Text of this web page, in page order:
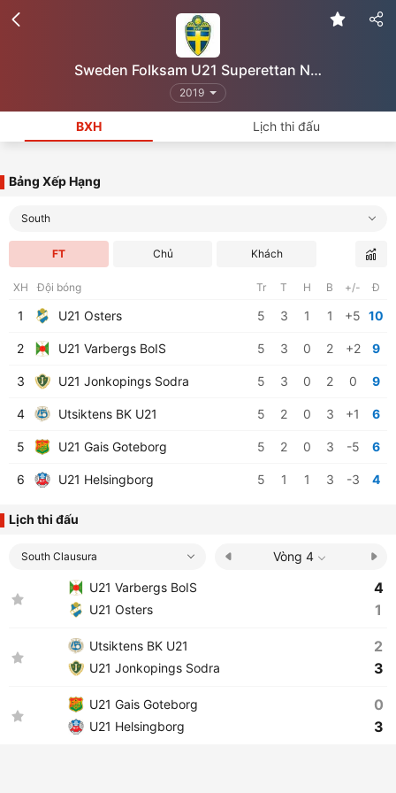
Sweden Folksam U21 Superettan Norra
2019
BXH Lịch thi đấu
Bảng Xếp Hạng
South
FT Chủ Khách
XH Đội bóng Tr T H B +/- Đ
1 U21 Osters 5 3 1 1 +5 10
2 U21 Varbergs BoIS 5 3 0 2 +2 9
3 U21 Jonkopings Sodra 5 3 0 2 0 9
4 Utsiktens BK U21 5 2 0 3 +1 6
5 U21 Gais Goteborg 5 2 0 3 -5 6
6 U21 Helsingborg 5 1 1 3 -3 4
Lịch thi đấu
South Clausura Vòng 4
U21 Varbergs BoIS
U21 Osters
4
1
Utsiktens BK U21
U21 Jonkopings Sodra
2
3
U21 Gais Goteborg
U21 Helsingborg
0
3